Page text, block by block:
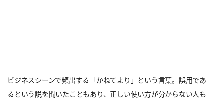
ビジネスシーンで頻出する「かねてより」という言葉。誤用であ
るという説を聞いたこともあり、正しい使い方が分からない人も